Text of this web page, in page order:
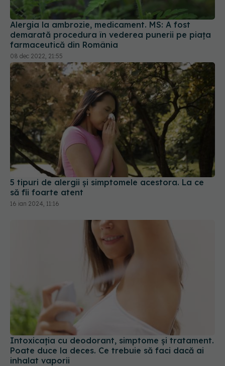
Alergia la ambrozie, medicament. MS: A fost
demarată procedura în vederea punerii pe piața
farmaceutică din România
08 dec 2022, 21:55
5 tipuri de alergii și simptomele acestora. La ce
să fii foarte atent
16 ian 2024, 11:16
Intoxicația cu deodorant, simptome și tratament.
Poate duce la deces. Ce trebuie să faci dacă ai
inhalat vaporii